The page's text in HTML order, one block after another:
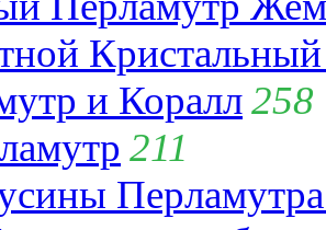
и Коралл258
211